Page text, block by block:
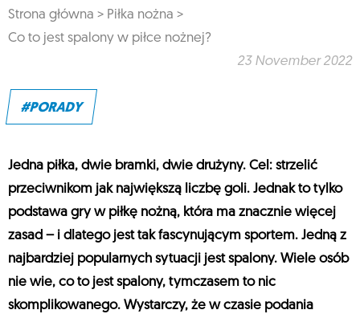
Strona główna > Piłka nożna >
Co to jest spalony w piłce nożnej?
23 November 2022
#PORADY
Jedna piłka, dwie bramki, dwie drużyny. Cel: strzelić
przeciwnikom jak największą liczbę goli. Jednak to tylko
podstawa gry w piłkę nożną, która ma znacznie więcej
zasad – i dlatego jest tak fascynującym sportem. Jedną z
najbardziej popularnych sytuacji jest spalony. Wiele osób
nie wie, co to jest spalony, tymczasem to nic
skomplikowanego. Wystarczy, że w czasie podania